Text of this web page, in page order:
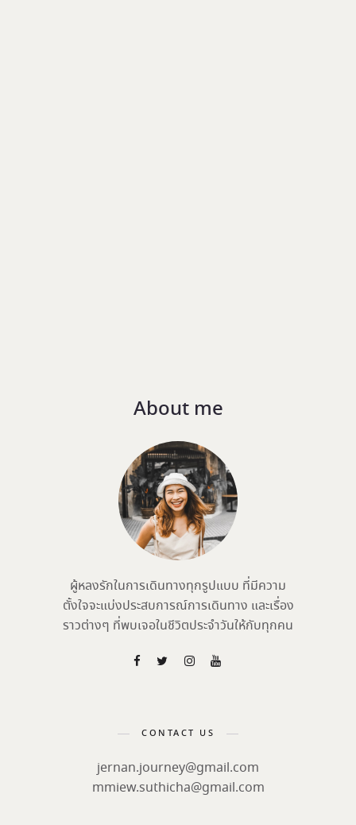
About me
ผู้หลงรักในการเดินทางทุกรูปแบบ ที่มีความ
ตั้งใจจะแบ่งประสบการณ์การเดินทาง และเรื่อง
ราวต่างๆ ที่พบเจอในชีวิตประจำวันให้กับทุกคน
CONTACT US
jernan.journey@gmail.com
mmiew.suthicha@gmail.com